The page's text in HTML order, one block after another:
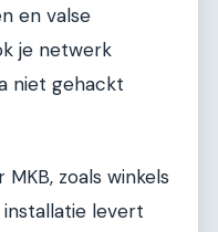
en valse
je netwerk
niet gehackt
zoals winkels
levert